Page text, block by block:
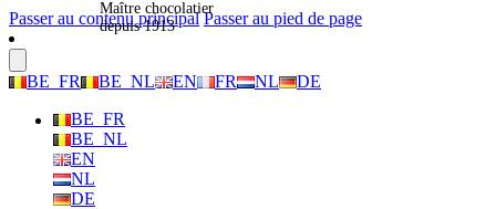
Passer au contenu principal Passer au pied de page
BE_FR BE_NL EN FR NL
DE
BE_FR
BE_NL
EN
NL
DE
Maître chocolatier
depuis 1913